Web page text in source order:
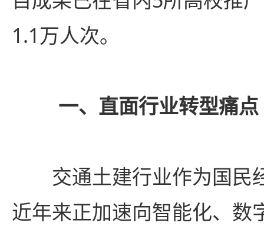
1.1万人次。
一、直面行业转型痛
交通土建行业作为国民
近年来正加速向智能化、数